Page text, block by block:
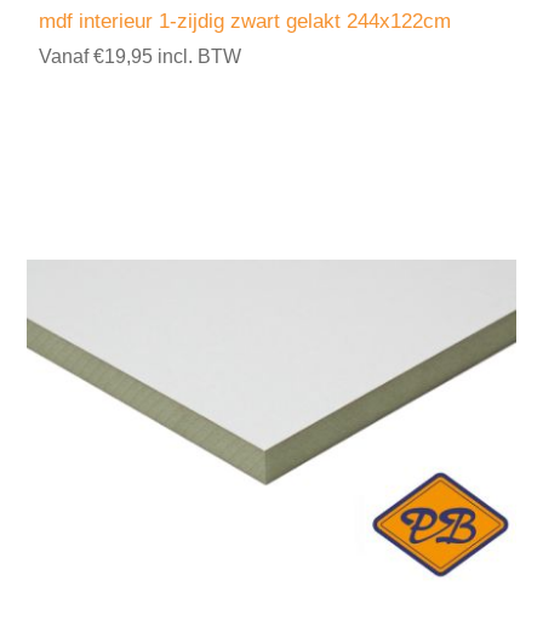
mdf interieur 1-zijdig zwart gelakt 244x122cm
Vanaf €19,95 incl. BTW